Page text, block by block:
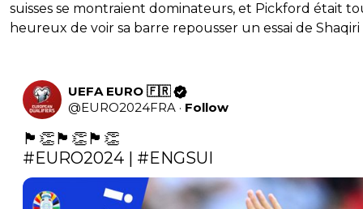
suisses se montraient dominateurs, et Pickford était
heureux de voir sa barre repousser un essai de Shaqiri
UEFA EURO 🇫🇷
@EURO2024FRA · Follow
#EURO2024 | #ENGSUI